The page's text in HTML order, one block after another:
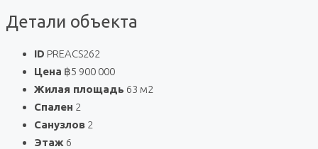
Детали объекта
ID PREACS262
Цена ฿5 900 000
Жилая площадь 63 м2
Спален 2
Санузлов 2
Этаж 6